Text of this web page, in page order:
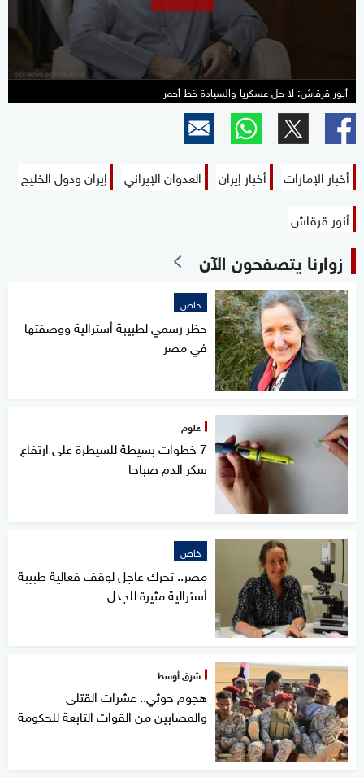
seconds
أنور قرقاش: لا حل عسكريا والسيادة خط أحمر
أخبار الإمارات أخبار إيران العدوان الإيراني
إيران ودول الخليج
أنور قرقاش
زوارنا يتصفحون الآن
خاص
حظر رسمي لطبيبة أسترالية ووصفتها
في مصر
علوم
7 خطوات بسيطة للسيطرة على ارتفاع
سكر الدم صباحا
خاص
مصر.. تحرك عاجل لوقف فعالية طبيبة
أسترالية مثيرة للجدل
شرق أوسط
هجوم حوثي.. عشرات القتلى
والمصابين من القوات التابعة للحكومة